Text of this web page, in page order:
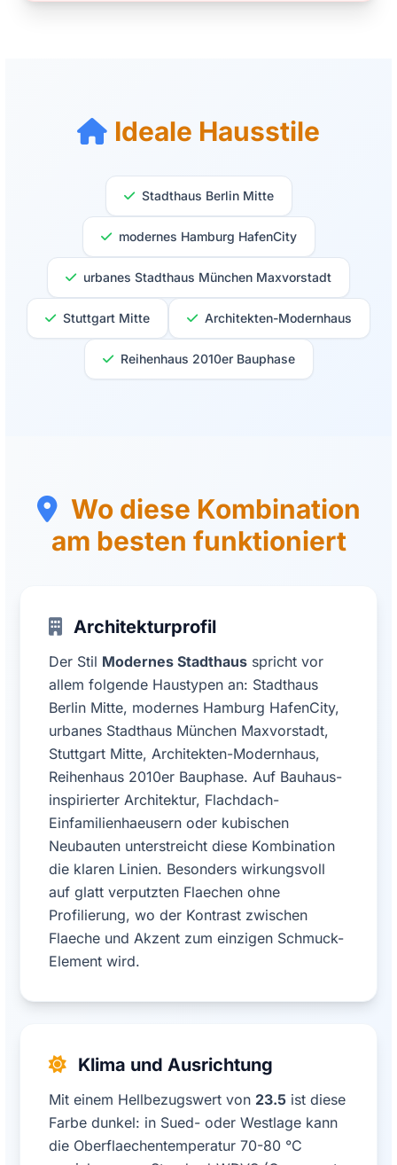
Ideale Hausstile
Stadthaus Berlin Mitte
modernes Hamburg HafenCity
urbanes Stadthaus München Maxvorstadt
Stuttgart Mitte Architekten-Modernhaus
Reihenhaus 2010er Bauphase
Wo diese Kombination
am besten funktioniert
Architekturprofil
Der Stil Modernes Stadthaus spricht vor
allem folgende Haustypen an: Stadthaus
Berlin Mitte, modernes Hamburg HafenCity,
urbanes Stadthaus München Maxvorstadt,
Stuttgart Mitte, Architekten-Modernhaus,
Reihenhaus 2010er Bauphase. Auf Bauhaus-
inspirierter Architektur, Flachdach-
Einfamilienhaeusern oder kubischen
Neubauten unterstreicht diese Kombination
die klaren Linien. Besonders wirkungsvoll
auf glatt verputzten Flaechen ohne
Profilierung, wo der Kontrast zwischen
Flaeche und Akzent zum einzigen Schmuck-
Element wird.
Klima und Ausrichtung
Mit einem Hellbezugswert von 23.5 ist diese
Farbe dunkel: in Sued- oder Westlage kann
die Oberflaechentemperatur 70-80 °C